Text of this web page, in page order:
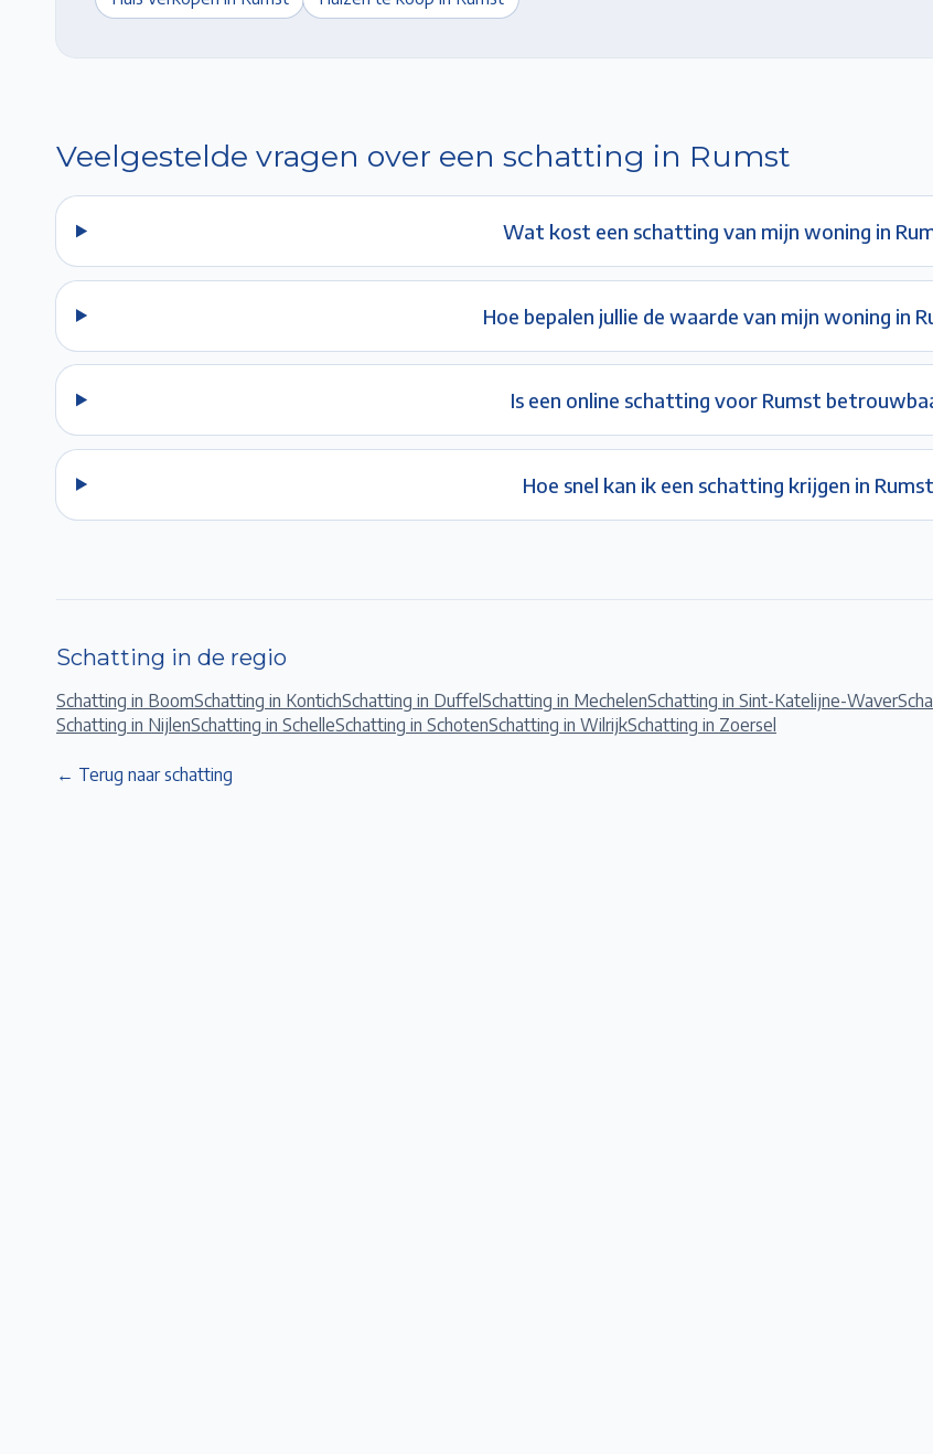
Veelgestelde vragen over een schatting in Rumst
Wat kost een schatting van mijn woning in
Hoe bepalen jullie de waarde van mijn woning in
Is een online schatting voor Rumst
Hoe snel kan ik een schatting krijgen in
Schatting in de regio
Schatting in BoomSchatting in KontichSchatting in DuffelSchatting in MechelenSchatting in Sint-Katelijne-Waver
Schatting in NijlenSchatting in SchelleSchatting in SchotenSchatting in WilrijkSchatting in Zoersel
← Terug naar schatting